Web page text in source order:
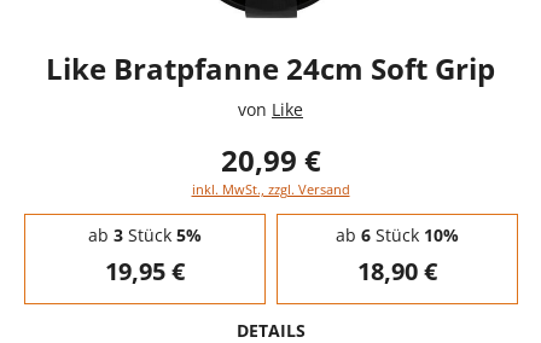
Like Bratpfanne 24cm Soft Grip
von Like
20,99 €
inkl. MwSt., zzgl. Versand
Staffelpreise - Mengenrabatt
ab 3Stück 5%
19,95 €
ab 6Stück 10%
18,90 €
DETAILS